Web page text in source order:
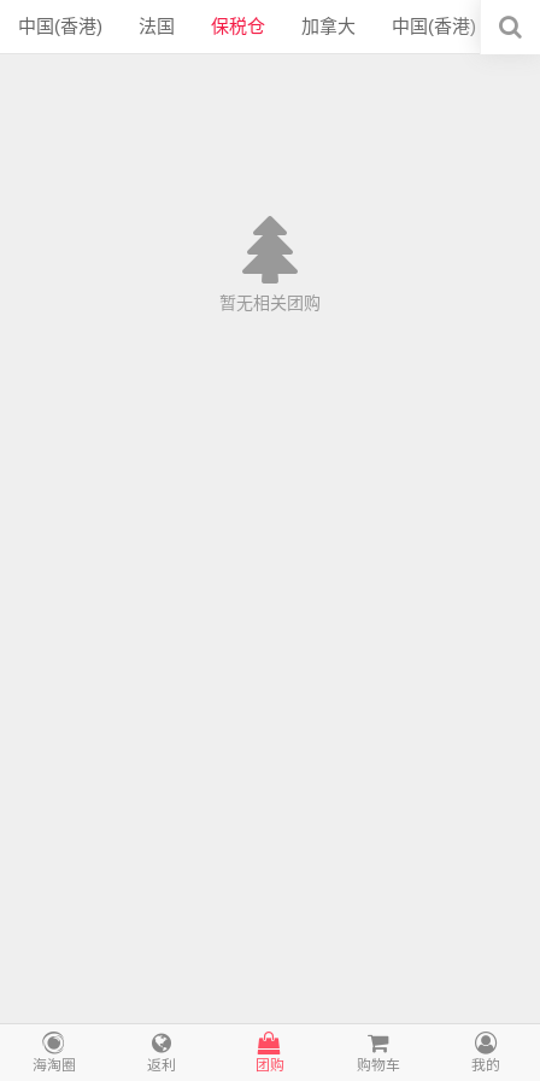
中国(香港) 法国 保税仓 加拿大 中国(香港)
暂无相关团购
海淘圈 返利 团购 购物车 我的